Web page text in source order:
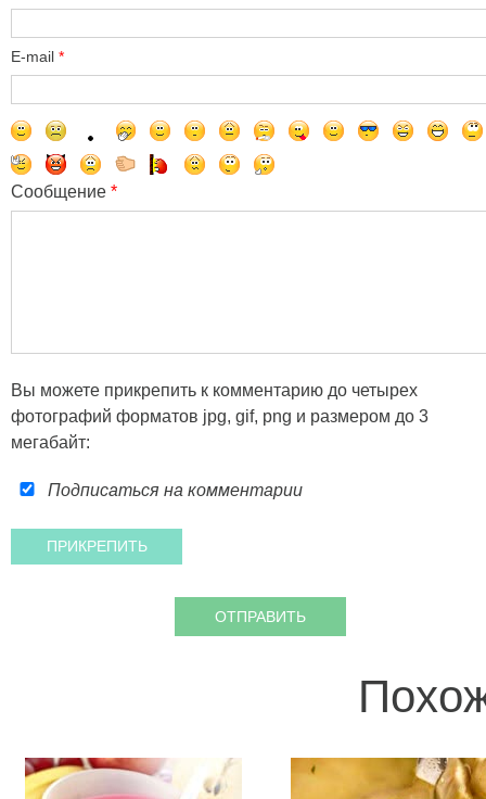
E-mail *
Сообщение *
Вы можете прикрепить к комментарию до четырех
фотографий форматов jpg, gif, png и размером до 3
мегабайт:
Подписаться на комментарии